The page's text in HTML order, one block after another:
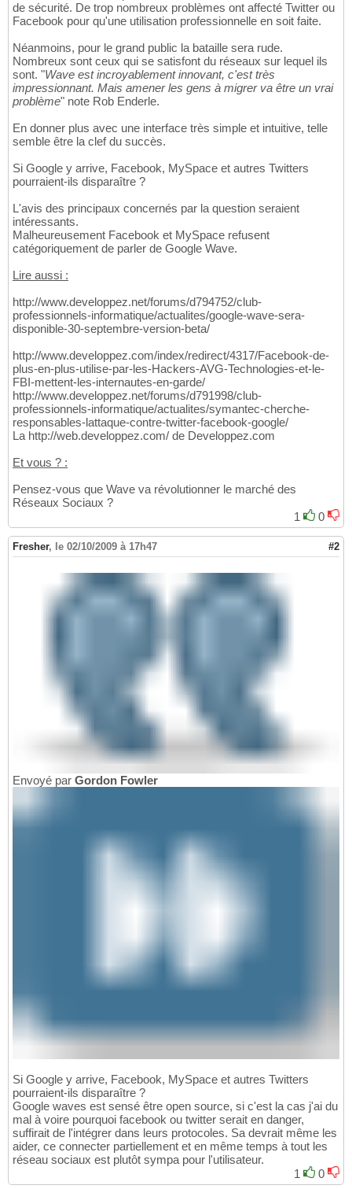
de sécurité. De trop nombreux problèmes ont affecté Twitter ou
Facebook pour qu'une utilisation professionnelle en soit faite.
Néanmoins, pour le grand public la bataille sera rude.
Nombreux sont ceux qui se satisfont du réseaux sur lequel ils
sont. "Wave est incroyablement innovant, c'est très
impressionnant. Mais amener les gens à migrer va être un vrai
problème" note Rob Enderle.
En donner plus avec une interface très simple et intuitive, telle
semble être la clef du succès.
Si Google y arrive, Facebook, MySpace et autres Twitters
pourraient-ils disparaître ?
L'avis des principaux concernés par la question seraient
intéressants.
Malheureusement Facebook et MySpace refusent
catégoriquement de parler de Google Wave.
Lire aussi :
http://www.developpez.net/forums/d794752/club-
professionnels-informatique/actualites/google-wave-sera-
disponible-30-septembre-version-beta/
http://www.developpez.com/index/redirect/4317/Facebook-de-
plus-en-plus-utilise-par-les-Hackers-AVG-Technologies-et-le-
FBI-mettent-les-internautes-en-garde/
http://www.developpez.net/forums/d791998/club-
professionnels-informatique/actualites/symantec-cherche-
responsables-lattaque-contre-twitter-facebook-google/
La http://web.developpez.com/ de Developpez.com
Et vous ? :
Pensez-vous que Wave va révolutionner le marché des
Réseaux Sociaux ?
1
0
Fresher, le 02/10/2009 à 17h47 #2
Envoyé par Gordon Fowler
Si Google y arrive, Facebook, MySpace et autres Twitters
pourraient-ils disparaître ?
Google waves est sensé être open source, si c'est la cas j'ai du
mal à voire pourquoi facebook ou twitter serait en danger,
suffirait de l'intégrer dans leurs protocoles. Sa devrait même les
aider, ce connecter partiellement et en même temps à tout les
réseau sociaux est plutôt sympa pour l'utilisateur.
1
0